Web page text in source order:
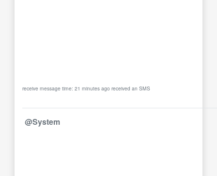
receive message time: 21 minutes ago received an SMS
@System